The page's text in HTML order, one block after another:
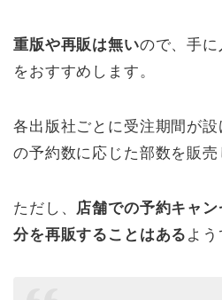
重版や再販は無いので、手に
をおすすめします。
各出版社ごとに受注期間が
の予約数に応じた部数を販売
ただし、 店舗での予約キャ
分を再販することはある よう